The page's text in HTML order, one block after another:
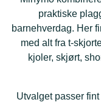
praktiske
barnehverdag. Her
med alt fra t-
kjoler, skjørt,
Utvalget passer